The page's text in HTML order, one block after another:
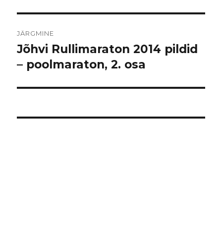
JÄRGMINE
Järgmine
postitus:
Jõhvi Rullimaraton 2014 pildid
– poolmaraton, 2. osa